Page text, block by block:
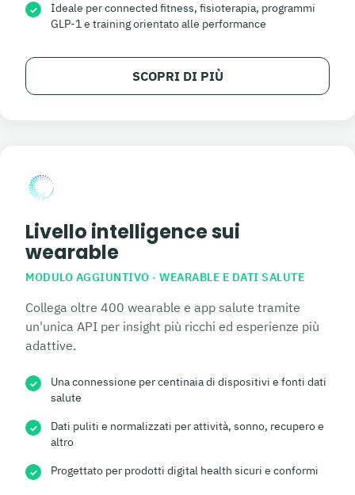
✓
Ideale per connected fitness, fisioterapia, programmi
GLP-1 e training orientato alle performance
SCOPRI DI PIÙ
Livello intelligence sui
wearable
MODULO AGGIUNTIVO · WEARABLE E DATI SALUTE
Collega oltre 400 wearable e app salute tramite
un'unica API per insight più ricchi ed esperienze più
adattive.
✓
Una connessione per centinaia di dispositivi e fonti dati
salute
✓
Dati puliti e normalizzati per attività, sonno, recupero e
altro
✓ Progettato per prodotti digital health sicuri e conformi